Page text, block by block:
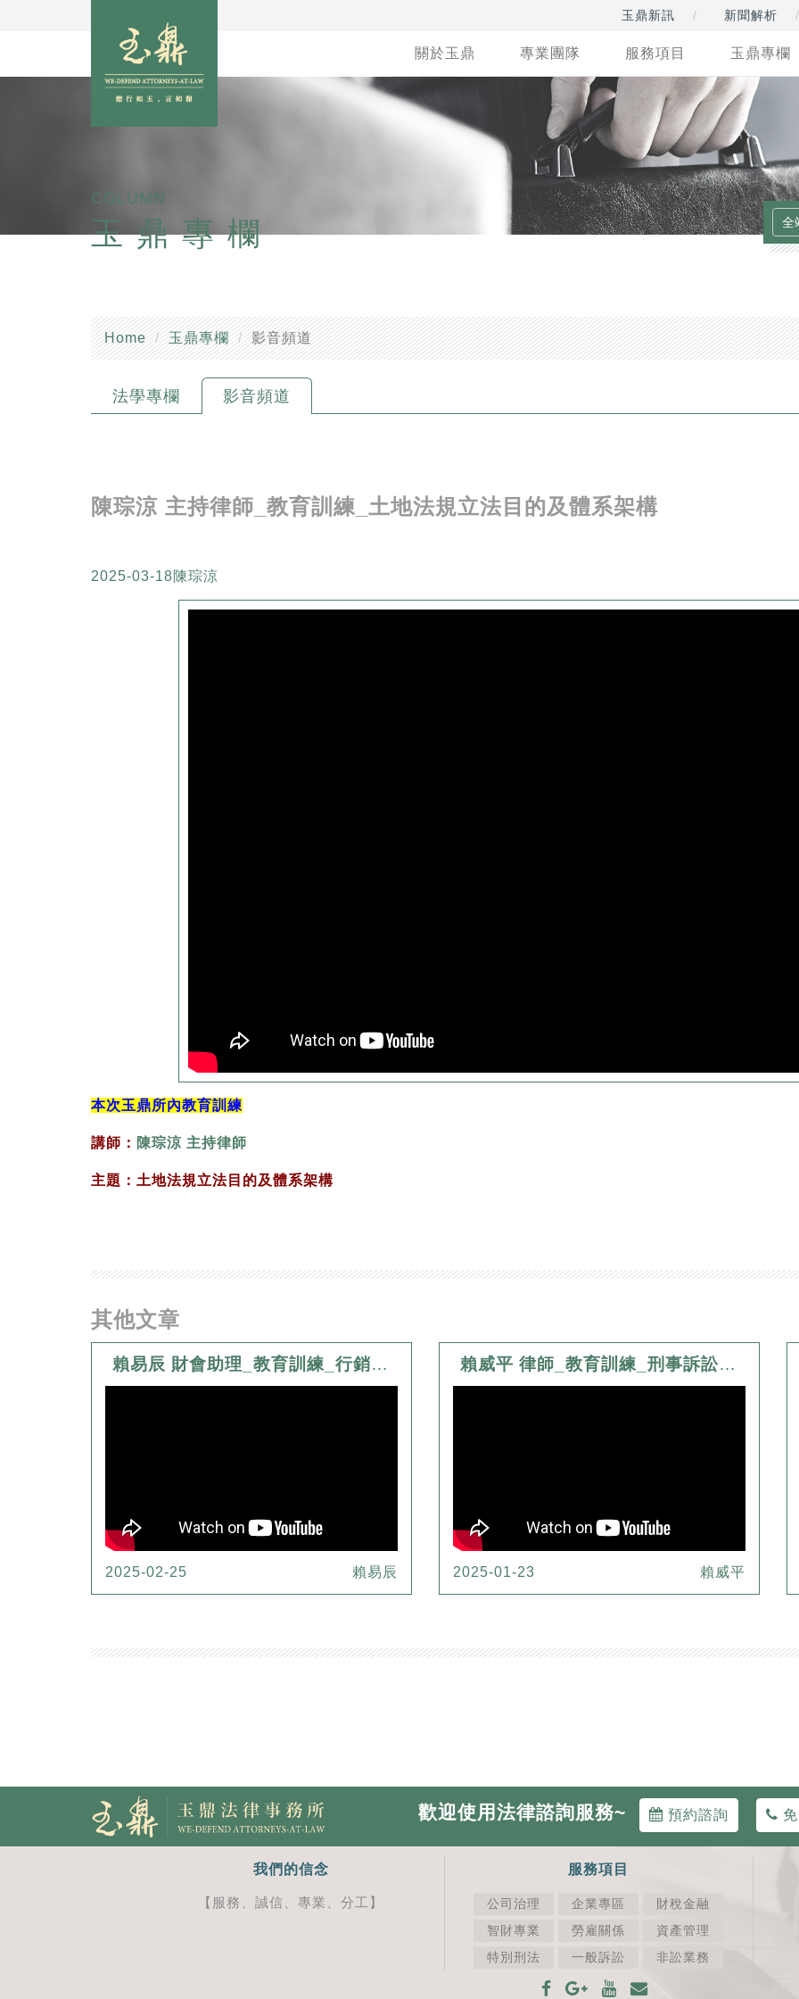
玉鼎新訊 新聞解析
關於玉鼎 專業團隊 服務項目 玉鼎專欄
COLUMN
玉鼎專欄
Home 玉鼎專欄 影音頻道
法學專欄 影音頻道
陳琮涼 主持律師_教育訓練_土地法規立法目的及體系架構
2025-03-18陳琮涼
本次玉鼎所內教育訓練
講師： 陳琮涼 主持律師
主題：土地法規立法目的及體系架構
其他文章
賴易辰 財會助理_教育訓練_行銷對於法律行業的影響
2025-02-25 賴易辰
賴威平 律師_教育訓練_刑事訴訟法修法及相關判決簡介
2025-01-23 賴威平
歡迎使用法律諮詢服務~ 預約諮詢
我們的信念
【服務、誠信、專業、分工】
服務項目
公司治理 企業專區
財稅金融
智財專業
勞雇關係
資產管理
特別刑法
一般訴訟 非訟業務